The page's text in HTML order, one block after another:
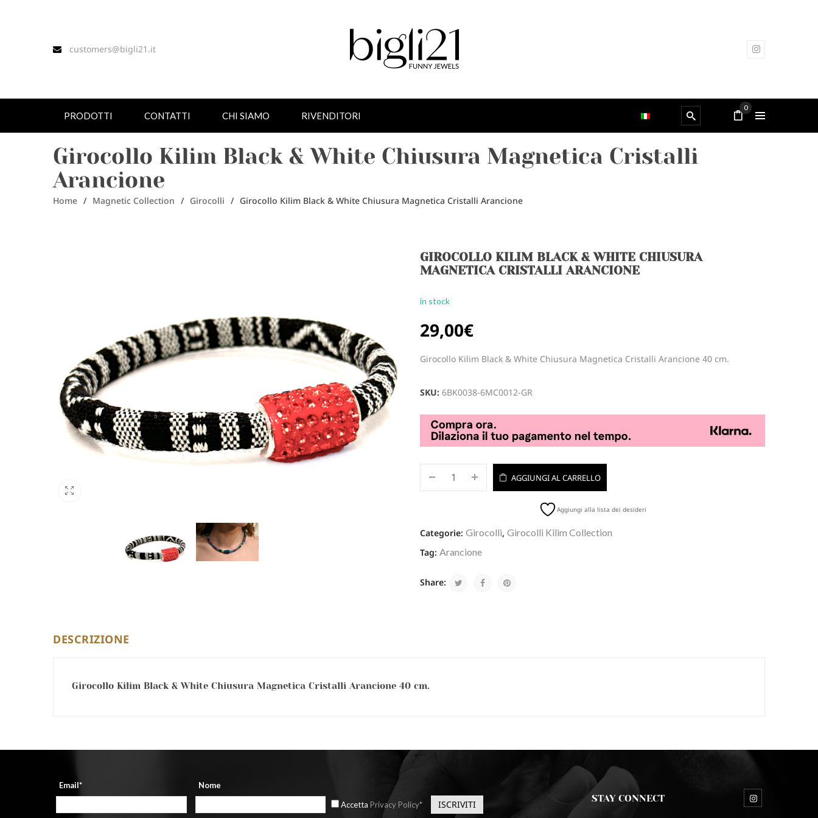
customers@bigli21.it
PRODOTTI CONTATTI CHI SIAMO RIVENDITORI
0
Girocollo Kilim Black & White Chiusura Magnetica Cristalli
Arancione
Home / Magnetic Collection / Girocolli / Girocollo Kilim Black & White Chiusura Magnetica Cristalli Arancione
GIROCOLLO KILIM BLACK & WHITE CHIUSURA
MAGNETICA CRISTALLI ARANCIONE
in stock
29,00€
Girocollo Kilim Black & White Chiusura Magnetica Cristalli Arancione 40 cm.
SKU:6BK0038-6MC0012-GR
AGGIUNGI AL CARRELLO
Aggiungi alla lista dei desideri
Categorie:Girocolli,Girocolli Kilim Collection
Tag:Arancione
Share:
DESCRIZIONE
Girocollo Kilim Black & White Chiusura Magnetica Cristalli Arancione 40 cm.
Email*
Nome
Accetta Privacy Policy*
STAY CONNECT